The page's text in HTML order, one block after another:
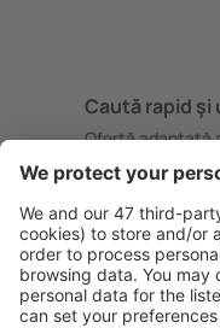
Caută rapid şi
Ofertă adaptată
Planifică ȋn
Rezervare fără
Economiseşte